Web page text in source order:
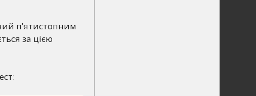
п’ятистопним
за цією